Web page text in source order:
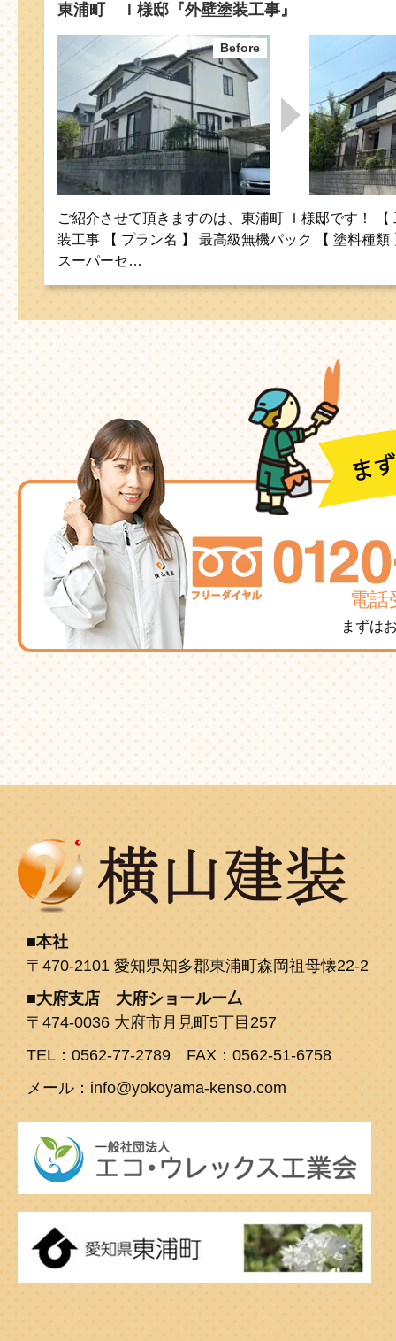
東浦町 Ｉ様邸『外壁塗装工事』
ご紹介させて頂きますのは、東浦町 Ｉ様邸です！ 【
装工事 【 プラン名 】 最高級無機パック 【 塗料種類
スーパーセ…
電話
まずは
本社
〒470-2101 愛知県知多郡東浦町森岡祖母懐22-2
大府支店 大府ショールー厶
〒474-0036 大府市月見町5丁目257
TEL：0562-77-2789 FAX：0562-51-6758
メール：info@yokoyama-kenso.com